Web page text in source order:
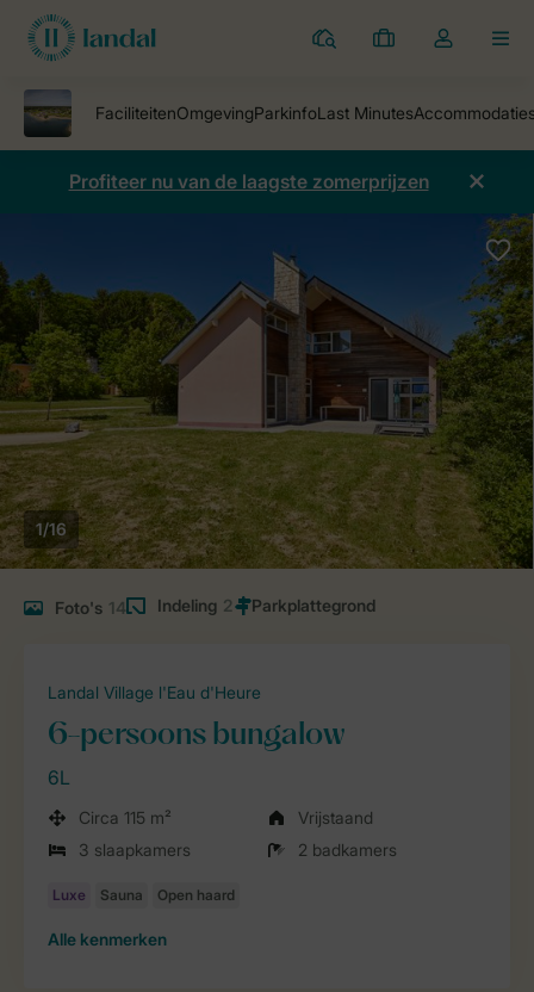
Parken
Mijn
Open
mijn
account
Profiteer nu van de laagste zomerprijzen
1/16
Foto's 14 Indeling 2
Landal Village l'Eau d'Heure
6-persoons bungalow
6L
Circa 115 m²
Vrijstaand
3 slaapkamers
2 badkamers
Alle kenmerken